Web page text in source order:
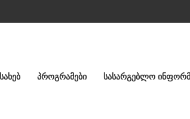
ᲞᲠᲝᲒᲠᲐᲛᲔᲑᲘ ᲡᲐᲡᲐᲠᲒᲔᲑᲚᲝ